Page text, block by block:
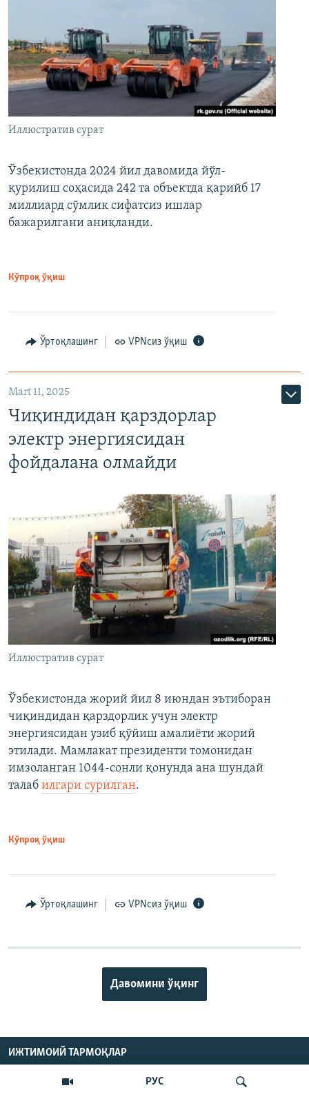
РУС
Иллюстратив сурат
Ўзбекистонда 2024 йил давомида йўл-
қурилиш соҳасида 242 та объектда қарийб 17
миллиард сўмлик сифатсиз ишлар
бажарилгани аниқланди.
Кўпроқ ўқиш
Ўртоқлашинг VPNсиз ўқиш
Mart 11, 2025
Чиқиндидан қарздорлар
электр энергиясидан
фойдалана олмайди
Иллюстратив сурат
Ўзбекистонда жорий йил 8 июндан эътиборан
чиқиндидан қарздорлик учун электр
энергиясидан узиб қўйиш амалиёти жорий
этилади. Мамлакат президенти томонидан
имзоланган 1044-сонли қонунда ана шундай
талаб илгари сурилган.
Кўпроқ ўқиш
Ўртоқлашинг VPNсиз ўқиш
Давомини ўқинг
ИЖТИМОИЙ ТАРМОҚЛАР